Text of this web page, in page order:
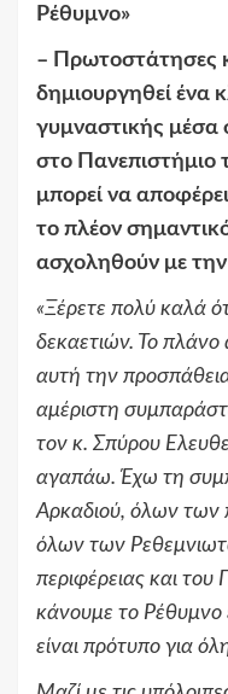
Ρέθυμνο»
– Πρωτοστάτησες
δημιουργηθεί ένα
γυμναστικής μέσα
στο Πανεπιστήμιο
μπορεί να
το πλέον
ασχοληθούν με
«Ξέρετε πολύ καλά
δεκαετιών. Το
αυτή την
αμέριστη
τον κ. Σπύρου
αγαπάω. Έχω τη
Αρκαδιού, όλων των
όλων των
περιφέρειας και του
κάνουμε το
είναι πρότυπο για